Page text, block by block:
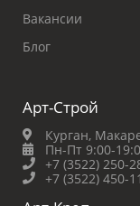
Вакансии
Блог
Арт-Строй
Курган,
Пн-Пт 9:00-
+7 (3522) 250-
+7 (3522) 450-